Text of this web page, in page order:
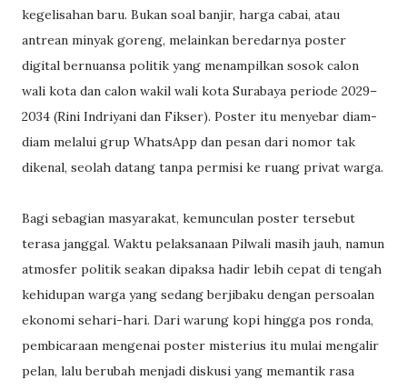
kegelisahan baru. Bukan soal banjir, harga cabai, atau
antrean minyak goreng, melainkan beredarnya poster
digital bernuansa politik yang menampilkan sosok calon
wali kota dan calon wakil wali kota Surabaya periode 2029–
2034 (Rini Indriyani dan Fikser). Poster itu menyebar diam-
diam melalui grup WhatsApp dan pesan dari nomor tak
dikenal, seolah datang tanpa permisi ke ruang privat warga.
Bagi sebagian masyarakat, kemunculan poster tersebut
terasa janggal. Waktu pelaksanaan Pilwali masih jauh, namun
atmosfer politik seakan dipaksa hadir lebih cepat di tengah
kehidupan warga yang sedang berjibaku dengan persoalan
ekonomi sehari-hari. Dari warung kopi hingga pos ronda,
pembicaraan mengenai poster misterius itu mulai mengalir
pelan, lalu berubah menjadi diskusi yang memantik rasa